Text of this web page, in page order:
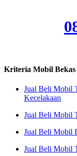
Kriteria Mobil Bekas
Jual Beli Mobil
Kecelakaan
Jual Beli Mobil
Jual Beli Mobil
Jual Beli Mobil